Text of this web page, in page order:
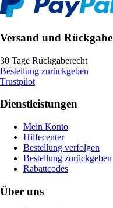
Versand und Rückgabe
30 Tage Rückgaberecht
Bestellung zurückgeben
Trustpilot
Dienstleistungen
Mein Konto
Hilfecenter
Bestellung verfolgen
Bestellung zurückgeben
Rabattcodes
Über uns